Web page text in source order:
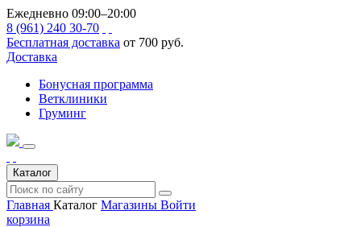
Ежедневно 09:00–20:00
8 (961) 240 30-70
Бесплатная доставка от 700 руб.
Доставка
Бонусная программа
Ветклиники
Груминг
Каталог
Главная Каталог Магазины Войти
корзина